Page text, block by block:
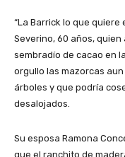
“La Barrick lo que quiere
Severino, 60 años,
sembradío de cacao en
orgullo las mazorcas
árboles y que podría
desalojados.
Su esposa Ramona
que el ranchito de